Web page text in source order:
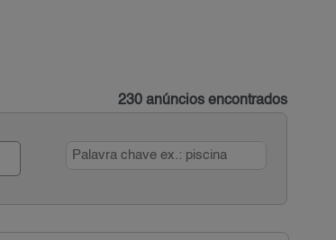
230 anúncios encontrados